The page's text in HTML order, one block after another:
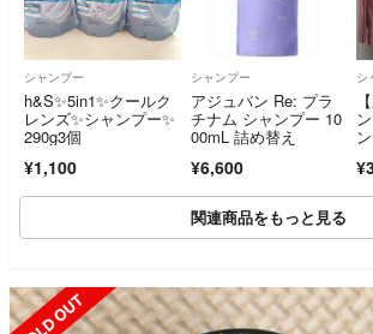
シャンプー
h&S✨5in1✨クールク
レンズ✨シャンプー✨
290g3個
¥1,100
シャンプー
アジュバン Re: プラ
チナム シャンプー 10
00mL 詰め替え
¥6,600
シ
ル
関連商品をもっと見る
SOLD OUT